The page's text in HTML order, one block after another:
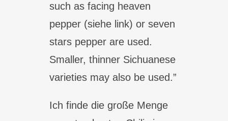
such as facing heaven
pepper (siehe link) or seven
stars pepper are used.
Smaller, thinner Sichuanese
varieties may also be used.”
Ich finde die große Menge